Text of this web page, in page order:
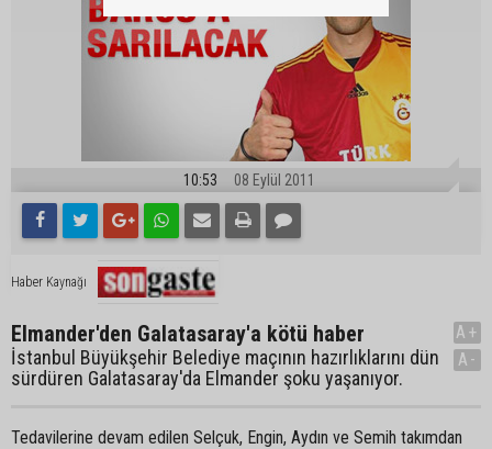
10:53 08 Eylül 2011
Haber Kaynağı
Elmander'den Galatasaray'a kötü haber
İstanbul Büyükşehir Belediye maçının hazırlıklarını dün
sürdüren Galatasaray'da Elmander şoku yaşanıyor.
A+
A-
Tedavilerine devam edilen Selçuk, Engin, Aydın ve Semih takımdan